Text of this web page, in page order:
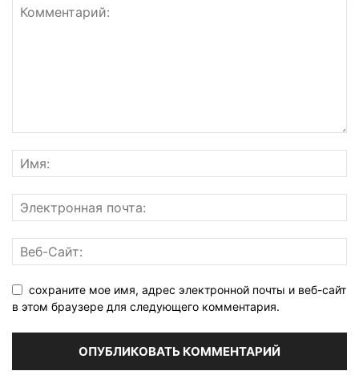
сохраните мое имя, адрес электронной почты и веб-сайт
в этом браузере для следующего комментария.